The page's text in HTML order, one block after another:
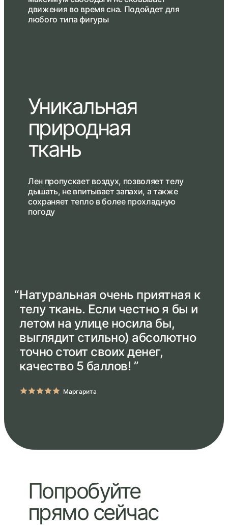
движения во время сна. Подойдет для
любого типа фигуры
Уникальная
природная
ткань
Лен пропускает воздух, позволяет телу
дышать, не впитывает запахи, а также
сохраняет тепло в более прохладную
погоду
“Натуральная очень приятная к
телу ткань. Если честно я бы и
летом на улице носила бы,
выглядит стильно) абсолютно
точно стоит своих денег,
качество 5 баллов! ”
Маргарита
Попробуйте
прямо сейчас